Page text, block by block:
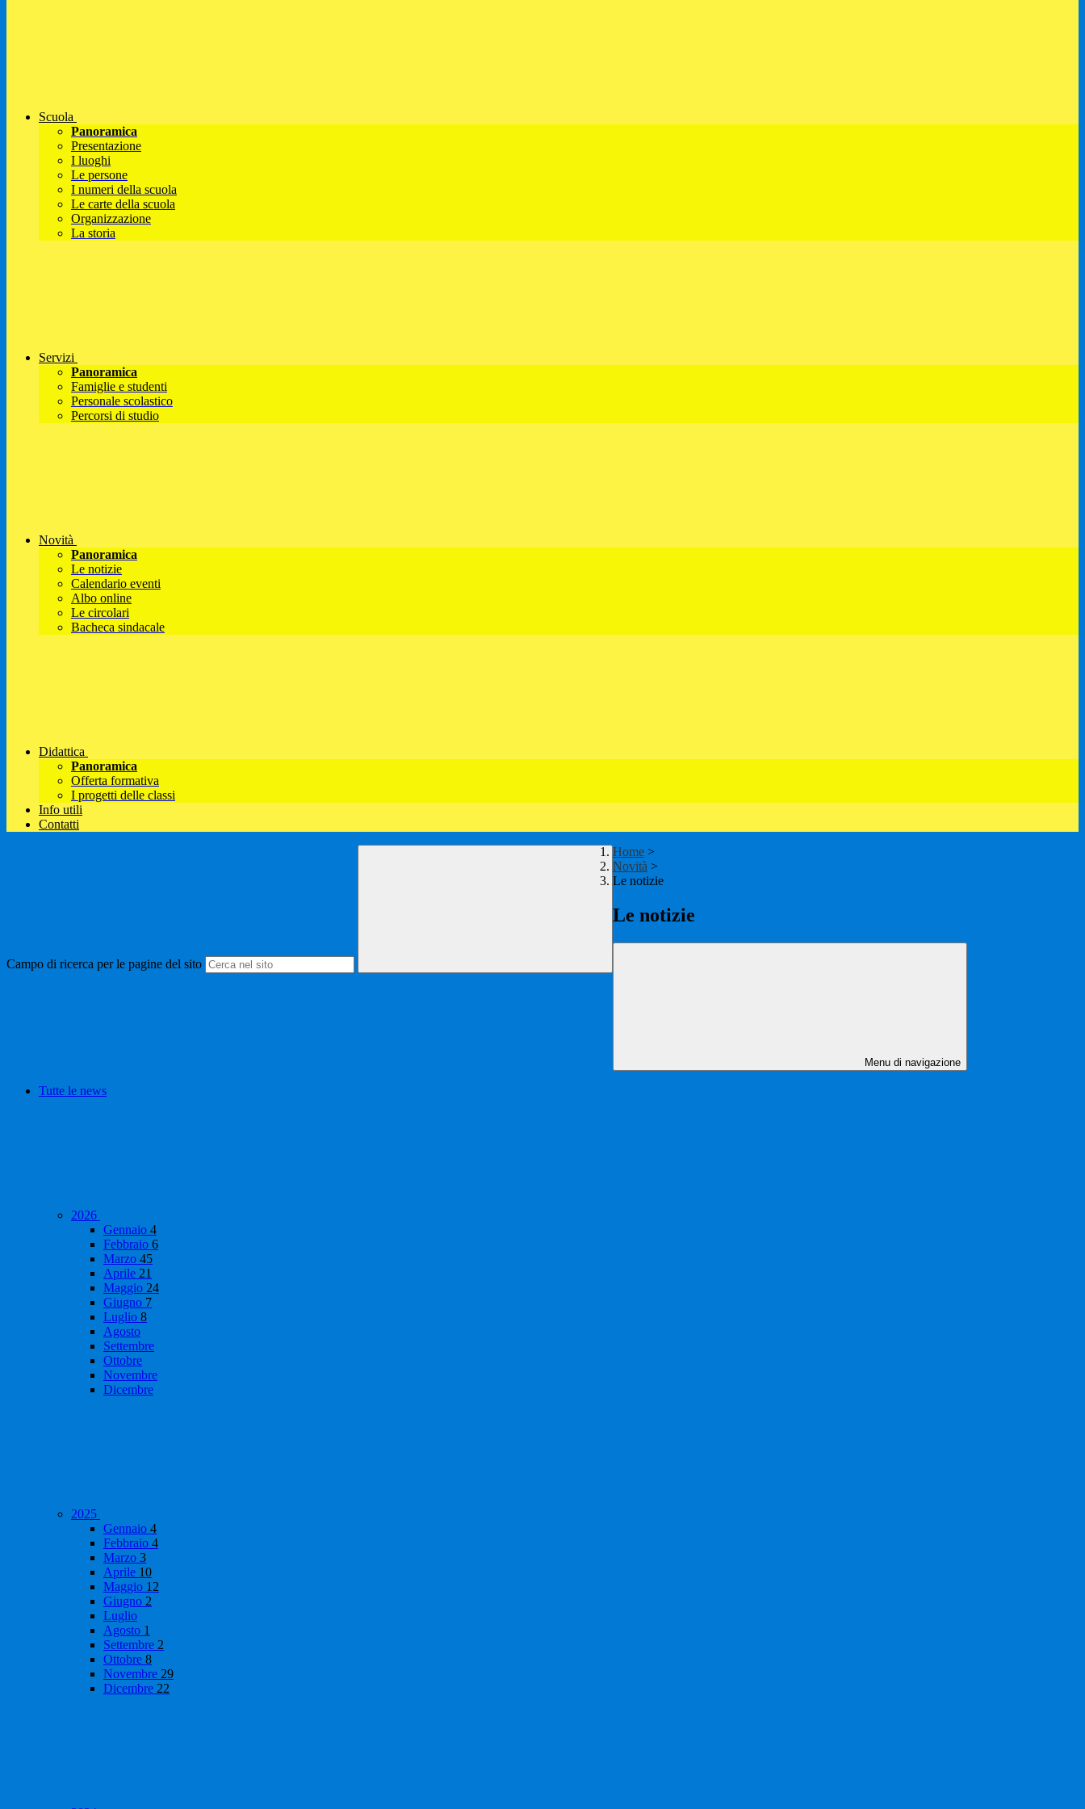
Scuola
Panoramica
Presentazione
I luoghi
Le persone
I numeri della scuola
Le carte della scuola
Organizzazione
La storia
Servizi
Panoramica
Famiglie e studenti
Personale scolastico
Percorsi di studio
Novità
Panoramica
Le notizie
Calendario eventi
Albo online
Le circolari
Bacheca sindacale
Didattica
Panoramica
Offerta formativa
I progetti delle classi
Info utili
Contatti
Campo di ricerca per le pagine del sito
Home >
Novità >
Le notizie
Le notizie
Menu di navigazione
Tutte le news
2026
Gennaio 4
Febbraio 6
Marzo 45
Aprile 21
Maggio 24
Giugno 7
Luglio 8
Agosto
Settembre
Ottobre
Novembre
Dicembre
2025
Gennaio 4
Febbraio 4
Marzo 3
Aprile 10
Maggio 12
Giugno 2
Luglio
Agosto 1
Settembre 2
Ottobre 8
Novembre 29
Dicembre 22